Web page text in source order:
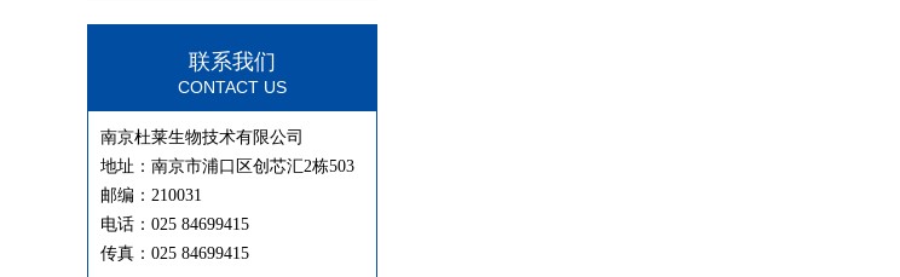
联系我们
CONTACT US
南京杜莱生物技术有限公司
地址：南京市浦口区创芯汇2栋503
邮编：210031
电话：025 84699415
传真：025 84699415